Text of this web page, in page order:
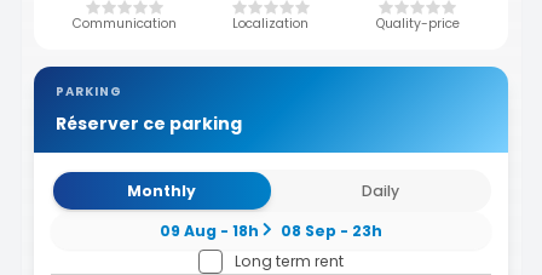
Communication Localization Quality-price
PARKING
Réserver ce parking
Monthly
Daily
09 Aug - 18h
08 Sep - 23h
Long term rent